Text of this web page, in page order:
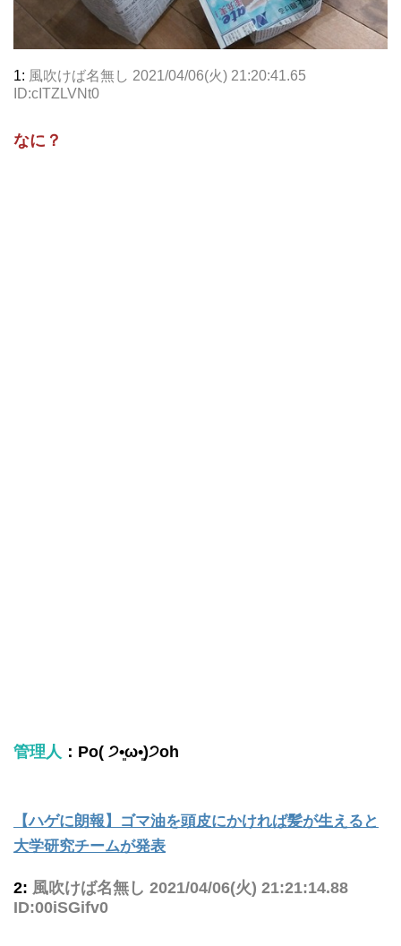
1: 風吹けば名無し 2021/04/06(火) 21:20:41.65
ID:cITZLVNt0
なに？
管理人 ：Po( ੭•͈ω•͈)੭oh
【ハゲに朗報】ゴマ油を頭皮にかければ髪が生えると
大学研究チームが発表
2: 風吹けば名無し 2021/04/06(火) 21:21:14.88
ID:00iSGifv0